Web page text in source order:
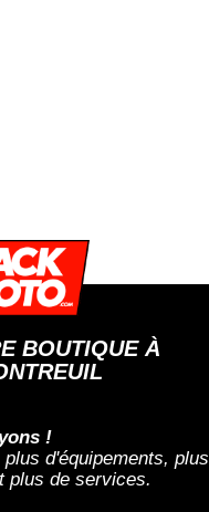
BOUTIQUE À
!
d'équipements, plus
plus de services.